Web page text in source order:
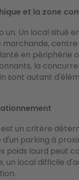
et la zone
un. Un local situé
en périphérie
la
sont autant
est un critère
d'un parking à
poids lourd peut
un local difficile